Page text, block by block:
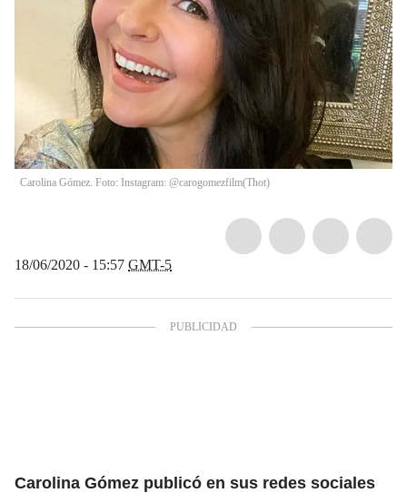
Carolina Gómez. Foto: Instagram: @carogomezfilm(Thot)
18/06/2020 - 15:57 GMT-5
Carolina Gómez publicó en sus redes sociales